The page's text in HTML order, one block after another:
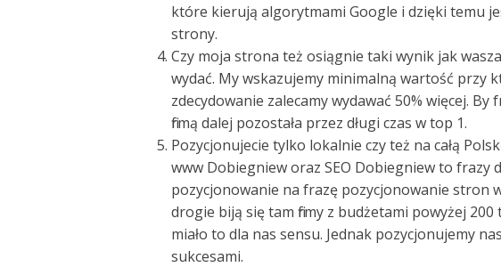
które kierują algorytmami Google i dzięki temu
strony.
Czy moja strona też osiągnie taki wynik jak
wydać. My wskazujemy minimalną wartość przy
zdecydowanie zalecamy wydawać 50% więcej.
firmą dalej pozostała przez długi czas w top 1.
Pozycjonujecie tylko lokalnie czy też na całą
www Dobiegniew oraz SEO Dobiegniew to frazy
pozycjonowanie na frazę pozycjonowanie stron
drogie biją się tam firmy z budżetami powyżej
miało to dla nas sensu. Jednak pozycjonujemy
sukcesami.